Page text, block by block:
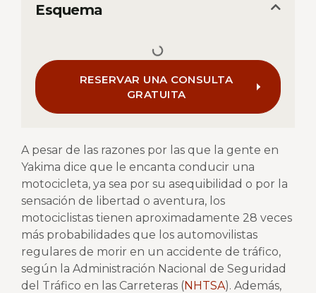
Esquema
RESERVAR UNA CONSULTA
GRATUITA
A pesar de las razones por las que la gente en
Yakima dice que le encanta conducir una
motocicleta, ya sea por su asequibilidad o por la
sensación de libertad o aventura, los
motociclistas tienen aproximadamente 28 veces
más probabilidades que los automovilistas
regulares de morir en un accidente de tráfico,
según la Administración Nacional de Seguridad
del Tráfico en las Carreteras (NHTSA). Además,